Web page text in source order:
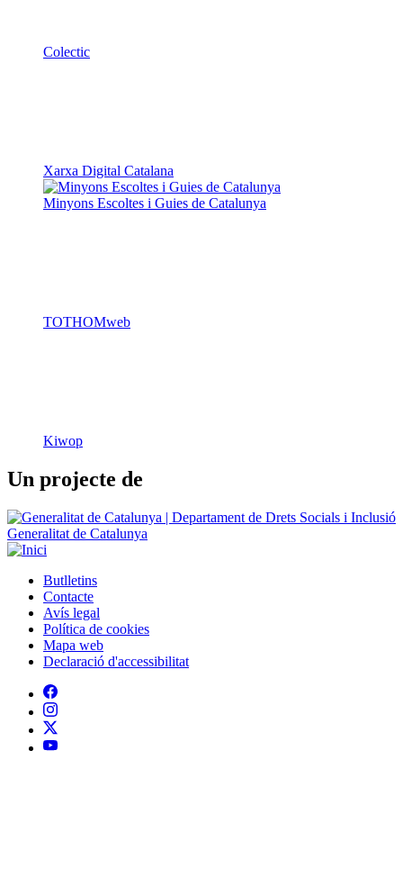
Generalitat de Catalunya
Peu
Butlletins
Contacte
Avís legal
Política de cookies
Mapa web
Declaració d'accessibilitat